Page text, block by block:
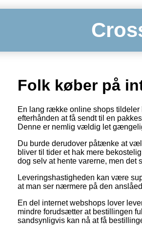
Folk køber på
En lang række online shops
efterhånden at få sendt til en
Denne er nemlig vældig let
Du burde derudover påtænke at
bliver til tider et hak mere
dog selv at hente varerne, men det
Leveringshastigheden kan være
at man ser nærmere på den
En del internet webshops lover
mindre forudsætter at bestillingen
sandsynligvis kan nå at få